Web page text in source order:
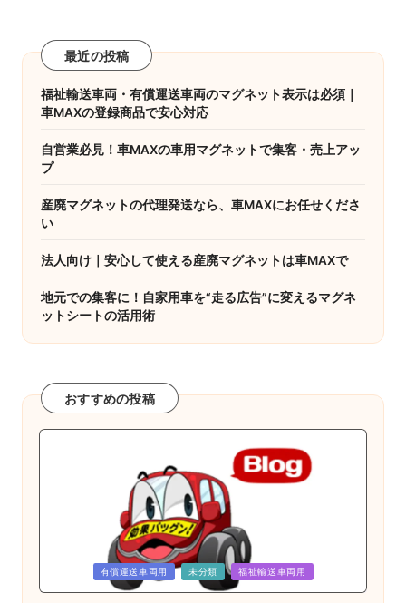
の
ペ
ー
ジ
送
り
最近の投稿
福祉輸送車両・有償運送車両のマグネット表示は必須｜
車MAXの登録商品で安心対応
自営業必見！車MAXの車用マグネットで集客・売上アッ
プ
産廃マグネットの代理発送なら、車MAXにお任せくださ
い
法人向け｜安心して使える産廃マグネットは車MAXで
地元での集客に！自家用車を“走る広告”に変えるマグネ
ットシートの活用術
おすすめの投稿
in
有償運送車両用 未分類 福祉輸送車両用